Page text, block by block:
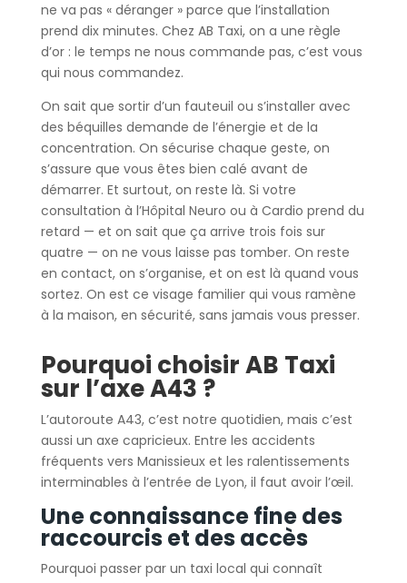
ne va pas « déranger » parce que l’installation
prend dix minutes. Chez AB Taxi, on a une règle
d’or : le temps ne nous commande pas, c’est vous
qui nous commandez.
On sait que sortir d’un fauteuil ou s’installer avec
des béquilles demande de l’énergie et de la
concentration. On sécurise chaque geste, on
s’assure que vous êtes bien calé avant de
démarrer. Et surtout, on reste là. Si votre
consultation à l’Hôpital Neuro ou à Cardio prend du
retard — et on sait que ça arrive trois fois sur
quatre — on ne vous laisse pas tomber. On reste
en contact, on s’organise, et on est là quand vous
sortez. On est ce visage familier qui vous ramène
à la maison, en sécurité, sans jamais vous presser.
Pourquoi choisir AB Taxi
sur l’axe A43 ?
L’autoroute A43, c’est notre quotidien, mais c’est
aussi un axe capricieux. Entre les accidents
fréquents vers Manissieux et les ralentissements
interminables à l’entrée de Lyon, il faut avoir l’œil.
Une connaissance fine des
raccourcis et des accès
Pourquoi passer par un taxi local qui connaît